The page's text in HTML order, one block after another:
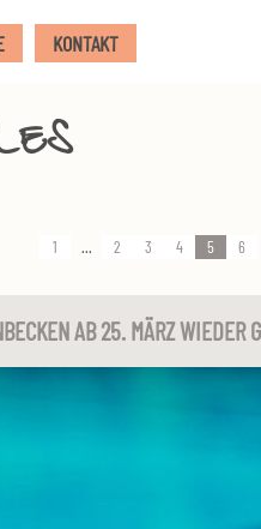
KONTAKT
1 ... 2 3 4 5 6
AB 25. MÄRZ WIEDER